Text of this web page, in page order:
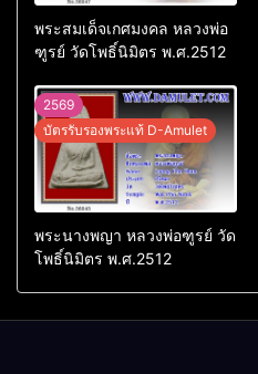
พระสมเด็จเกศมงคล หลวงพ่อ
ฑูรย์ วัดโพธิ์นิมิตร พ.ศ.2512
2569
บัตรรับรองพระแท้ D-Amulet
พระนางพญา หลวงพ่อฑูรย์ วัด
โพธิ์นิมิตร พ.ศ.2512